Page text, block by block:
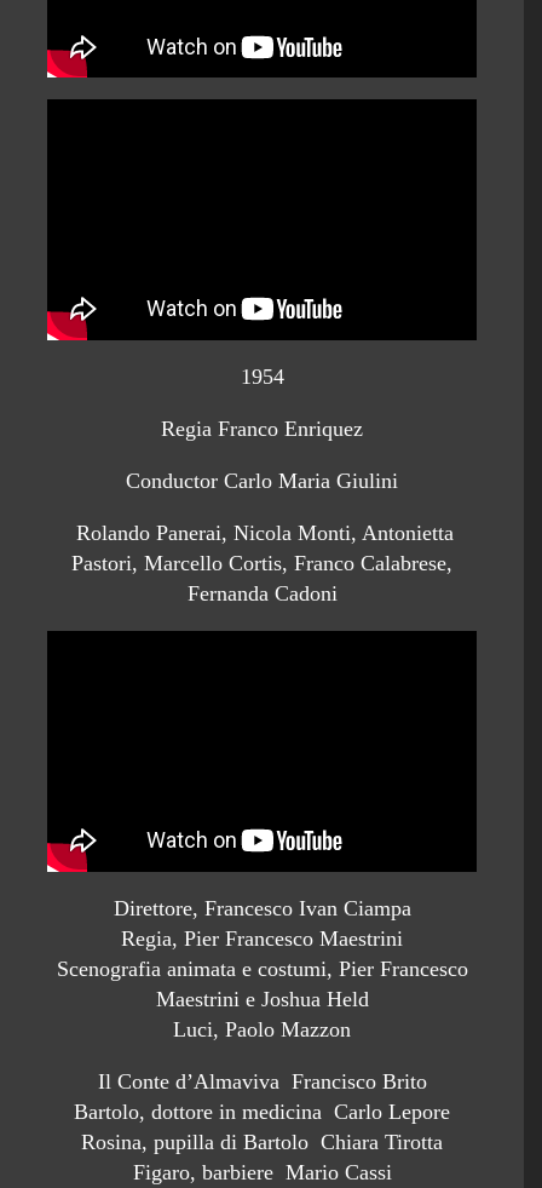
1954
Regia Franco Enriquez
Conductor Carlo Maria Giulini
Rolando Panerai, Nicola Monti, Antonietta
Pastori, Marcello Cortis, Franco Calabrese,
Fernanda Cadoni
Direttore, Francesco Ivan Ciampa
Regia, Pier Francesco Maestrini
Scenografia animata e costumi, Pier Francesco
Maestrini e Joshua Held
Luci, Paolo Mazzon
Il Conte d’Almaviva Francisco Brito
Bartolo, dottore in medicina Carlo Lepore
Rosina, pupilla di Bartolo Chiara Tirotta
Figaro, barbiere Mario Cassi